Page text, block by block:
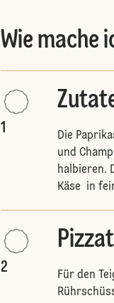
Wie mache
1
Die
und
halbieren.
Käse in
2
Für den